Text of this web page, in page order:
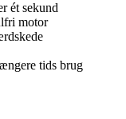
ét sekund
motor
tids brug